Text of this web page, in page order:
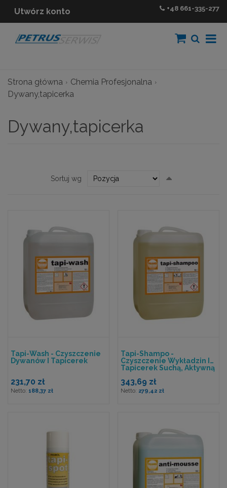
Utwórz konto +48 661-335-277
Strona główna
Chemia Profesjonalna
Dywany,tapicerka
Dywany,tapicerka
Sortuj wg
kierunek
Tapi-Wash - Czyszczenie
Dywanów I Tapicerek
231,70 zł
188,37 zł
Tapi-Shampo -
Czyszczenie Wykładzin I
Tapicerek Suchą, Aktywną
343,69 zł
279,42 zł